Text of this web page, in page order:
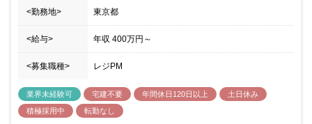
<勤務地> 東京都
<給与> 年収 400万円 ～
<募集職種> レジPM
業界未経験可 宅建不要 年間休日120日以上
土日休み
積極採用中
転勤なし